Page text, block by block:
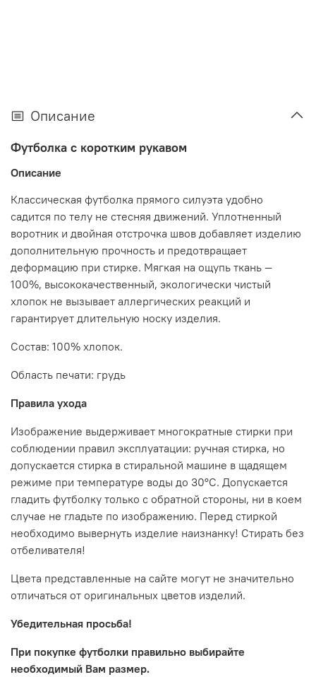
Описание
Футболка с коротким рукавом
Описание
Классическая футболка прямого силуэта удобно
садится по телу не стесняя движений. Уплотненный
воротник и двойная отстрочка швов добавляет изделию
дополнительную прочность и предотвращает
деформацию при стирке. Мягкая на ощупь ткань —
100%, высококачественный, экологически чистый
хлопок не вызывает аллергических реакций и
гарантирует длительную носку изделия.
Состав: 100% хлопок.
Область печати: грудь
Правила ухода
Изображение выдерживает многократные стирки при
соблюдении правил эксплуатации: ручная стирка, но
допускается стирка в стиральной машине в щадящем
режиме при температуре воды до 30°C. Допускается
гладить футболку только с обратной стороны, ни в коем
случае не гладьте по изображению. Перед стиркой
необходимо вывернуть изделие наизнанку! Стирать без
отбеливателя!
Цвета представленные на сайте могут не значительно
отличаться от оригинальных цветов изделий.
Убедительная просьба!
При покупке футболки правильно выбирайте
необходимый Вам размер.